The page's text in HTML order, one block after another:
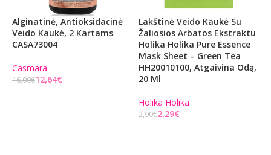
Alginatinė, Antioksidacinė
Veido Kaukė, 2 Kartams
CASA73004
Casmara
16,00€12,64€
Lakštinė Veido Kaukė Su
Žaliosios Arbatos Ekstraktu
Holika Holika Pure Essence
Mask Sheet – Green Tea
HH20010100, Atgaivina Odą,
20 Ml
Holika Holika
2,90€2,29€